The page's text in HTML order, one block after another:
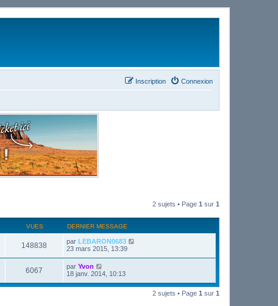
Connexion
Inscription
2 sujets • Page 1 sur 1
VUES DERNIER MESSAGE
148838 par LEBARON0683
23 mars 2015, 13:39
6067 par Yvon
18 janv. 2014, 10:13
2 sujets • Page 1 sur 1